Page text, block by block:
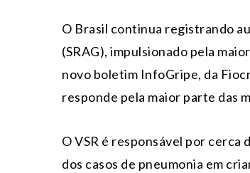
O Brasil continua registrando
(SRAG), impulsionado pela
novo boletim InfoGripe, da
responde pela maior parte das
O VSR é responsável por cerca
dos casos de pneumonia em